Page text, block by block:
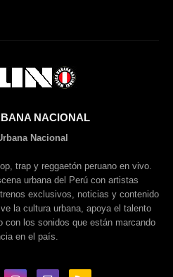
NACIONAL
Nacional
trap y reggaetón peruano en vivo.
urbana del Perú con artistas
exclusivos, noticias y contenido
la cultura urbana, apoya el talento
con los sonidos que están marcando
en el país.